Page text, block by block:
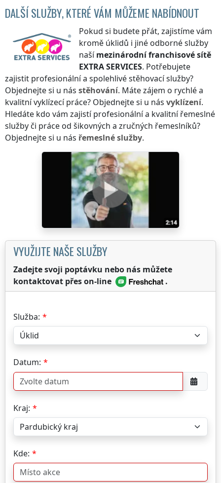
DALŠÍ SLUŽBY, KTERÉ VÁM MŮŽEME NABÍDNOUT
Pokud si budete přát, zajistíme vám
kromě úklidů i jiné odborné služby
našímezinárodní franchisové sítě
EXTRA SERVICES. Potřebujete
zajistit profesionální a spolehlivé stěhovací služby?
Objednejte si u nás stěhování. Máte zájem o rychlé a
kvalitní vyklízecí práce? Objednejte si u nás vyklízení.
Hledáte kdo vám zajistí profesionální a kvalitní řemeslné
služby či práce od šikovných a zručných řemeslníků?
Objednejte si u nás řemeslné služby.
VYUŽIJTE NAŠE SLUŽBY
Zadejte svoji poptávku nebo nás můžete
kontaktovat přes on-line
.
Služba:
Datum:
Kraj:
Kde: